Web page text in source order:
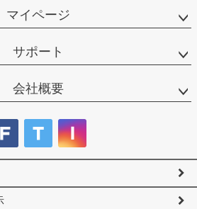
マイページ
サポート
会社概要